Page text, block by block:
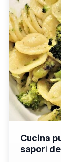
Cucina
sapori